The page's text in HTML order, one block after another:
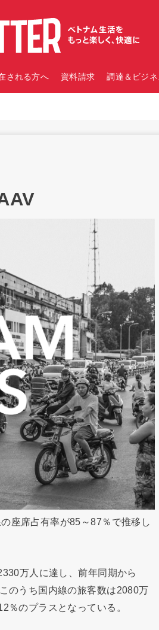
される方へ 資料請求 調達＆ビジ
座席占有率が85～87％で推移し
万人に達し、前年同期から
のうち国内線の旅客数は2080万
％のプラスとなっている。